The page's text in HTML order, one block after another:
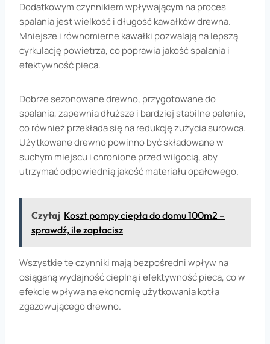
Dodatkowym czynnikiem wpływającym na proces
spalania jest wielkość i długość kawałków drewna.
Mniejsze i równomierne kawałki pozwalają na lepszą
cyrkulację powietrza, co poprawia jakość spalania i
efektywność pieca.
Dobrze sezonowane drewno, przygotowane do
spalania, zapewnia dłuższe i bardziej stabilne palenie,
co również przekłada się na redukcję zużycia surowca.
Użytkowane drewno powinno być składowane w
suchym miejscu i chronione przed wilgocią, aby
utrzymać odpowiednią jakość materiału opałowego.
Czytaj Koszt pompy ciepła do domu 100m2 –
sprawdź, ile zapłacisz
Wszystkie te czynniki mają bezpośredni wpływ na
osiąganą wydajność cieplną i efektywność pieca, co w
efekcie wpływa na ekonomię użytkowania kotła
zgazowującego drewno.